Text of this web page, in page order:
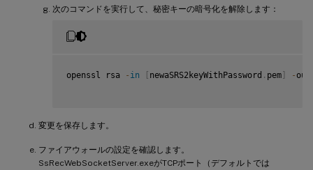
次のコマンドを実行して、秘密キーの暗号化を解除します：
openssl rsa - in [ newaSRS2keyWithPassword . pem] -
変更を保存します。
ファイアウォールの設定を確認します。
SsRecWebSocketServer.exeがTCPポート（デフォルトでは